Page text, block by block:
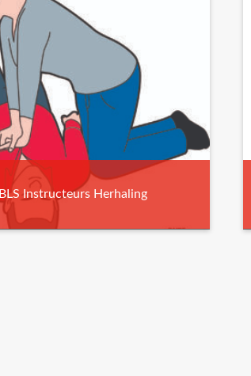
BLS Instructeurs Herhaling